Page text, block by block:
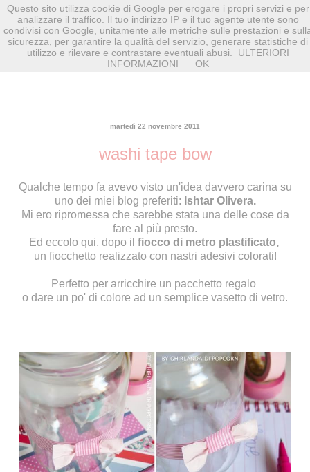
martedì 22 novembre 2011
washi tape bow
Qualche tempo fa avevo visto un'idea davvero carina su
uno dei miei blog preferiti: Ishtar Olivera.
Mi ero ripromessa che sarebbe stata una delle cose da
fare al più presto.
Ed eccolo qui, dopo il fiocco di metro plastificato,
un fiocchetto realizzato con nastri adesivi colorati!
Perfetto per arricchire un pacchetto regalo
o dare un po' di colore ad un semplice vasetto di vetro.
Questo sito utilizza cookie di Google per erogare i propri servizi e per
analizzare il traffico. Il tuo indirizzo IP e il tuo agente utente sono
condivisi con Google, unitamente alle metriche sulle prestazioni e
sicurezza, per garantire la qualità del servizio, generare statistiche di
utilizzo e rilevare e contrastare eventuali abusi.
ULTERIORI
INFORMAZIONI
OK